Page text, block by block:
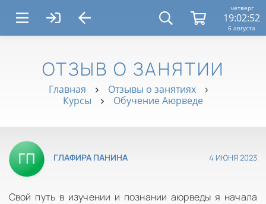
четверг
19:02:53
6 августа
ОТЗЫВ О ЗАНЯТИИ
Главная
Отзывы о занятиях
Курсы
Обучение Аюрведе
ГЛАФИРА ПАНИНА 4 ИЮНЯ 2023
Свой путь в изучении и познании аюрведы я начала